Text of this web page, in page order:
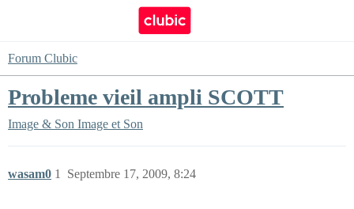
Forum Clubic
Probleme vieil ampli SCOTT
Image & Son Image et Son
wasam0 Septembre 17, 2009, 8:24
1